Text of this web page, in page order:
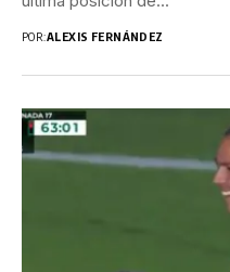
POR:ALEXIS FERNÁNDEZ